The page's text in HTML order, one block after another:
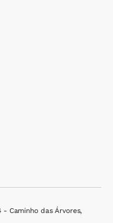
- Caminho das Árvores,